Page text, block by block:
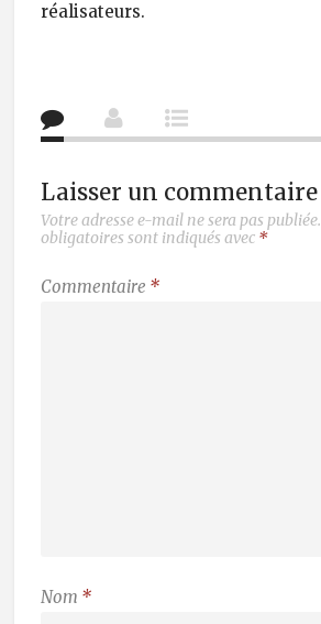
réalisateurs.
Laisser un commentaire
Votre adresse e-mail ne sera pas publiée.
obligatoires sont indiqués avec *
Commentaire *
Nom *